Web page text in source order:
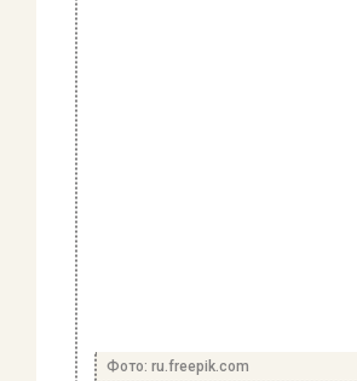
Фото: ru.freepik.com